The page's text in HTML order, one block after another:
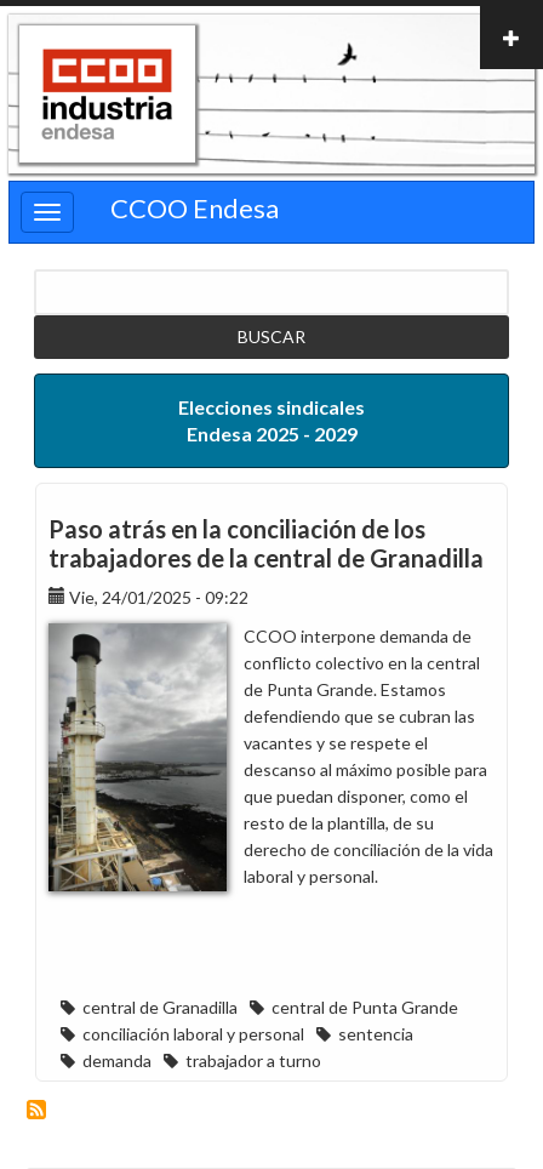
Pasar
contenido
principal
CCOO Endesa
Elecciones sindicales
Endesa 2025 - 2029
Paso atrás en la conciliación de los
trabajadores de la central de Granadilla
Vie, 24/01/2025 - 09:22
CCOO interpone demanda de
conflicto colectivo en la central
de Punta Grande. Estamos
defendiendo que se cubran las
vacantes y se respete el
descanso al máximo posible para
que puedan disponer, como el
resto de la plantilla, de su
derecho de conciliación de la vida
laboral y personal.
central de Granadilla
central de Punta Grande
conciliación laboral y personal
sentencia
demanda
trabajador a turno